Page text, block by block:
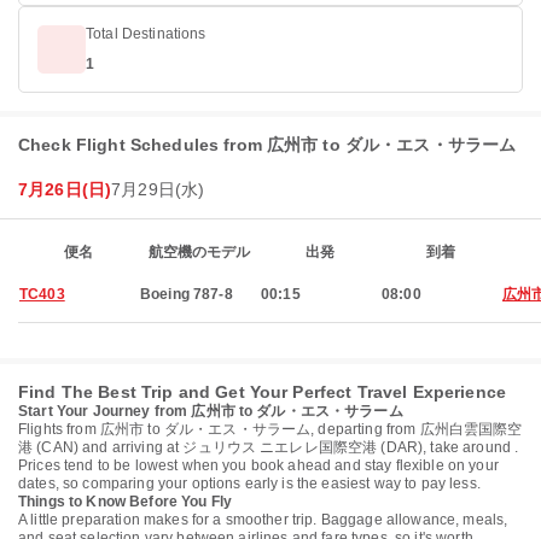
Total Destinations
1
Check Flight Schedules from 広州市 to ダル・エス・サラーム
7月26日(日)7月29日(水)
便名 航空機のモデル 出発 到着
TC403 Boeing 787-8 00:15 08:00 広州
Find The Best Trip and Get Your Perfect Travel Experience
Start Your Journey from 広州市 to ダル・エス・サラーム
Flights from 広州市 to ダル・エス・サラーム, departing from 広州白雲国際空
港 (CAN) and arriving at ジュリウス ニエレレ国際空港 (DAR), take around .
Prices tend to be lowest when you book ahead and stay flexible on your
dates, so comparing your options early is the easiest way to pay less.
Things to Know Before You Fly
A little preparation makes for a smoother trip. Baggage allowance, meals,